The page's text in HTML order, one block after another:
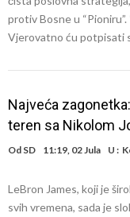
niko do sada,
Pobijedio
sramotan
protiv Bosne u
Vjerovatno ću potpisati
Najveća
teren sa Nikolom
Od SD 11:19, 02 Jula U :
LeBron James, koji je
svih vremena, sada je